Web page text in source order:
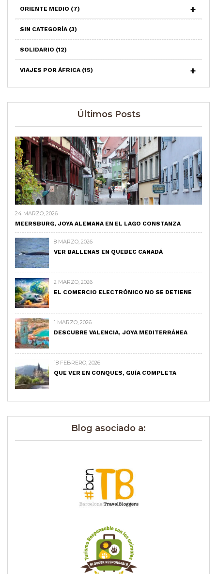
ORIENTE MEDIO (7)
SIN CATEGORÍA (3)
SOLIDARIO (12)
VIAJES POR ÁFRICA (15)
Últimos Posts
24 MARZO, 2026
MEERSBURG, JOYA ALEMANA EN EL LAGO CONSTANZA
8 MARZO, 2026
VER BALLENAS EN QUEBEC CANADÁ
2 MARZO, 2026
EL COMERCIO ELECTRÓNICO NO SE DETIENE
1 MARZO, 2026
DESCUBRE VALENCIA, JOYA MEDITERRÁNEA
18 FEBRERO, 2026
QUE VER EN CONQUES, GUÍA COMPLETA
Blog asociado a: